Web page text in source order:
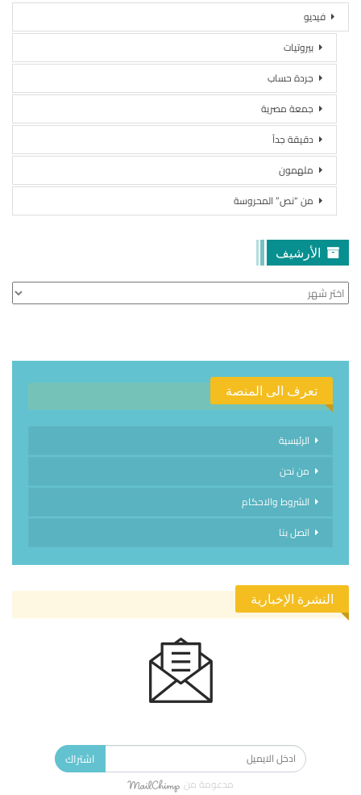
فيديو
بيروتيات
جردة حساب
جمعة مصرية
دقيقة جداً
ملهمون
من “نص” المحروسة
الأرشيف
الأرشيف
تعرف الى المنصة
الرئيسية
من نحن
الشروط والاحكام
اتصل بنا
النشرة الإخبارية
اشتراك
مدعومة من